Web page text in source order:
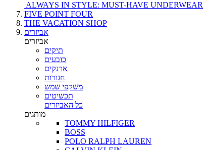
ALWAYS IN STYLE: MUST-HAVE UNDERWEAR
FIVE POINT FOUR
THE VACATION SHOP
אביזרים
אביזרים
תיקים
כובעים
ארנקים
חגורות
משקפי שמש
תכשיטים
כל האביזרים
מותגים
TOMMY HILFIGER
BOSS
POLO RALPH LAUREN